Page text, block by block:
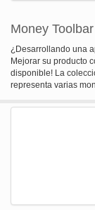
Money
¿Desarrollando una
Mejorar su producto
disponible! La
representa varias
símbolos y